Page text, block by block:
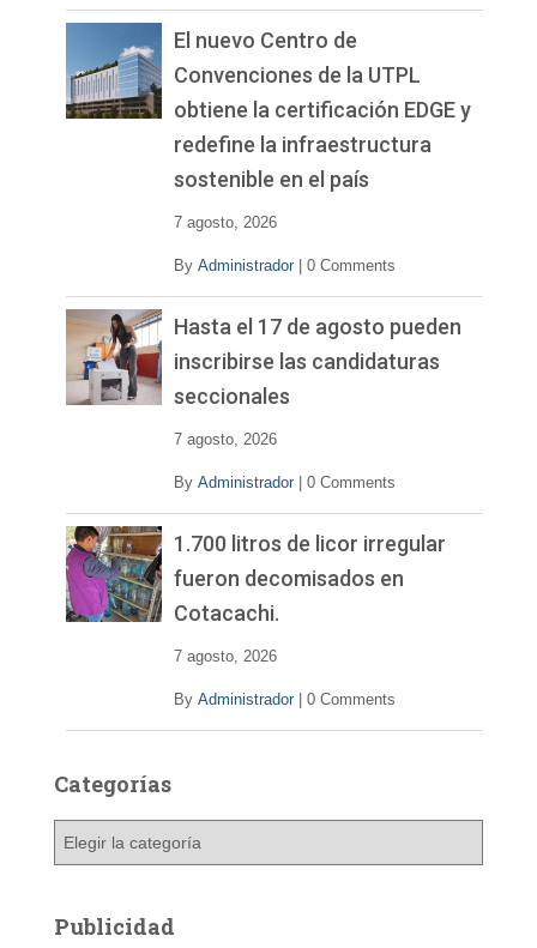
El nuevo Centro de
Convenciones de la UTPL
obtiene la certificación EDGE y
redefine la infraestructura
sostenible en el país
7 agosto, 2026
By Administrador 0 Comments
Hasta el 17 de agosto pueden
inscribirse las candidaturas
seccionales
7 agosto, 2026
By Administrador 0 Comments
1.700 litros de licor irregular
fueron decomisados en
Cotacachi.
7 agosto, 2026
By Administrador 0 Comments
Categorías
g
Publicidad